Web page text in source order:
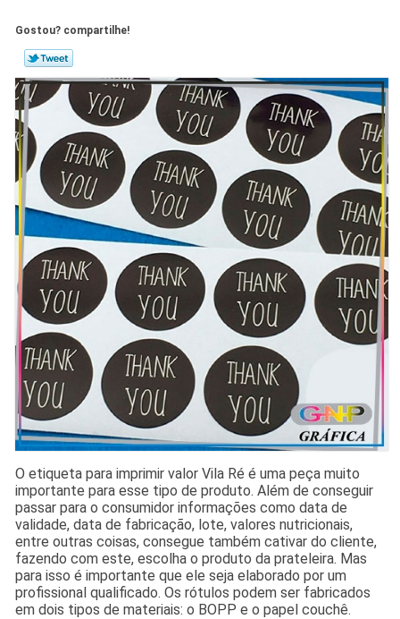
Gostou? compartilhe!
O etiqueta para imprimir valor Vila Ré é uma peça muito
importante para esse tipo de produto. Além de conseguir
passar para o consumidor informações como data de
validade, data de fabricação, lote, valores nutricionais,
entre outras coisas, consegue também cativar do cliente,
fazendo com este, escolha o produto da prateleira. Mas
para isso é importante que ele seja elaborado por um
profissional qualificado. Os rótulos podem ser fabricados
em dois tipos de materiais: o BOPP e o papel couchê.